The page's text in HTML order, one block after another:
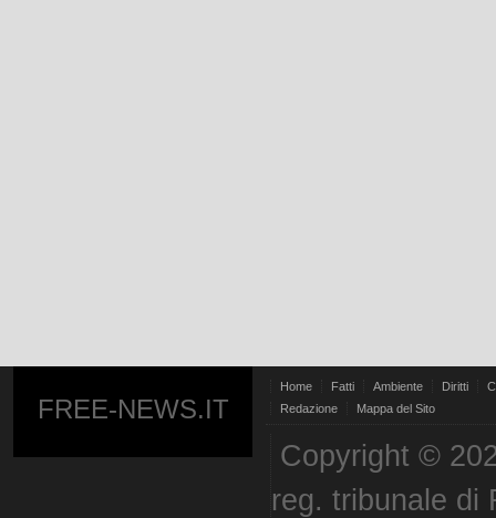
FREE-NEWS.IT
Home Fatti Ambiente Diritti
Redazione
Mappa del Sito
Copyright ©
reg. tribunale di